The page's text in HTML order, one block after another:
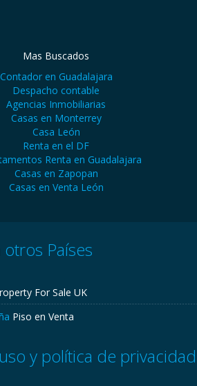
Mas Buscados
Contador en Guadalajara
Despacho contable
Agencias Inmobiliarias
Casas en Monterrey
Casa León
Renta en el DF
Renta en Guadalajara
Casas en Zapopan
Casas en Venta León
Países
For Sale UK
Piso en Venta
y política de privacidad